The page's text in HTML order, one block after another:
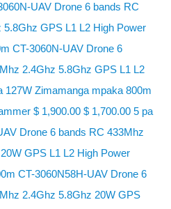
UAV Drone 6 bands RC
GPS L1 L2 High Power
CT-3060N-UAV Drone 6
2.4Ghz 5.8Ghz GPS L1 L2
127W Zimamanga mpaka 800m
$ 1,900.00 $ 1,700.00 5 pa
Drone 6 bands RC 433Mhz
GPS L1 L2 High Power
CT-3060N58H-UAV Drone 6
2.4Ghz 5.8Ghz 20W GPS